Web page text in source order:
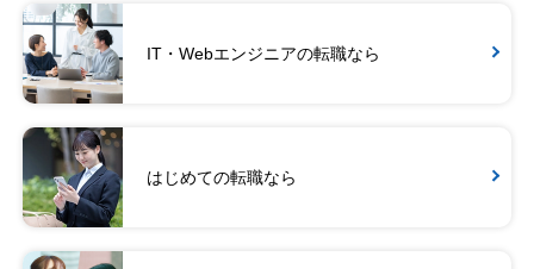
IT・Webエンジニアの転職なら
はじめての転職なら